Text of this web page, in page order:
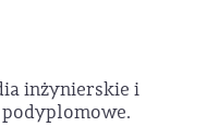
inżynierskie i